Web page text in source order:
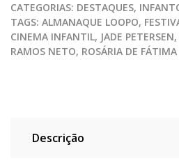
CATEGORIAS: DESTAQUES,
TAGS: ALMANAQUE LOOPO,
CINEMA INFANTIL, JADE PETERSEN,
RAMOS NETO, ROSÁRIA DE FÁTIMA
Descrição